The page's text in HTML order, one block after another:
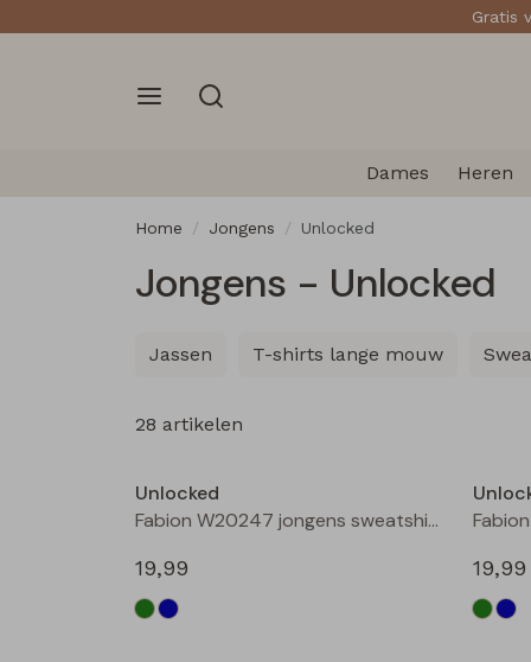
Gratis
Dames Heren
Home Jongens Unlocked
Jongens - Unlocked
T-shirts lange mouw
Jassen
28 artikelen
Unlocked
Fabion W20247 jongens sweatshirt Groen licht
19,99
19,99